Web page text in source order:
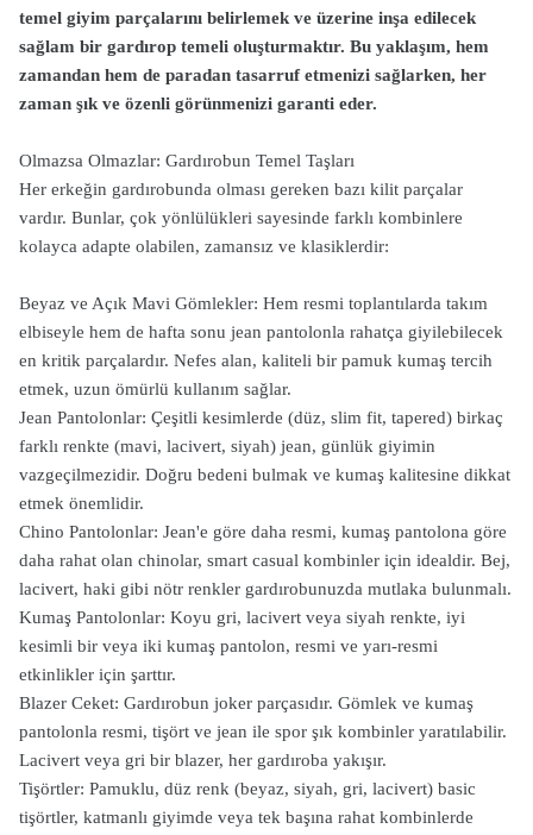
temel giyim parçalarını belirlemek ve üzerine inşa edilecek
sağlam bir gardırop temeli oluşturmaktır. Bu yaklaşım, hem
zamandan hem de paradan tasarruf etmenizi sağlarken, her
zaman şık ve özenli görünmenizi garanti eder.
Olmazsa Olmazlar: Gardırobun Temel Taşları
Her erkeğin gardırobunda olması gereken bazı kilit parçalar
vardır. Bunlar, çok yönlülükleri sayesinde farklı kombinlere
kolayca adapte olabilen, zamansız ve klasiklerdir:
Beyaz ve Açık Mavi Gömlekler: Hem resmi toplantılarda takım
elbiseyle hem de hafta sonu jean pantolonla rahatça giyilebilecek
en kritik parçalardır. Nefes alan, kaliteli bir pamuk kumaş tercih
etmek, uzun ömürlü kullanım sağlar.
Jean Pantolonlar: Çeşitli kesimlerde (düz, slim fit, tapered) birkaç
farklı renkte (mavi, lacivert, siyah) jean, günlük giyimin
vazgeçilmezidir. Doğru bedeni bulmak ve kumaş kalitesine dikkat
etmek önemlidir.
Chino Pantolonlar: Jean'e göre daha resmi, kumaş pantolona göre
daha rahat olan chinolar, smart casual kombinler için idealdir. Bej,
lacivert, haki gibi nötr renkler gardırobunuzda mutlaka bulunmalı.
Kumaş Pantolonlar: Koyu gri, lacivert veya siyah renkte, iyi
kesimli bir veya iki kumaş pantolon, resmi ve yarı-resmi
etkinlikler için şarttır.
Blazer Ceket: Gardırobun joker parçasıdır. Gömlek ve kumaş
pantolonla resmi, tişört ve jean ile spor şık kombinler yaratılabilir.
Lacivert veya gri bir blazer, her gardıroba yakışır.
Tişörtler: Pamuklu, düz renk (beyaz, siyah, gri, lacivert) basic
tişörtler, katmanlı giyimde veya tek başına rahat kombinlerde